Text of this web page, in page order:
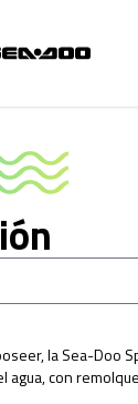
tu intercambio
la Sea-Doo
con